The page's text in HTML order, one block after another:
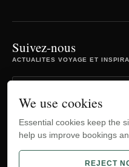
Suivez-nous
ACTUALITES VOYAGE ET
TripAdvisor
We use cookies
Essential cookies keep the
help us improve bookings
REJECT